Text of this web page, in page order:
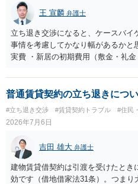
がない限り、更新拒絶が認められる
れます。 建物が未登記であること
に否定するものではなく、引渡し
有効とされています。 今後の交渉
しており定期借家への変更に合意
（誰が所有者で誰が実際に住む予
ほしいこと、③自分たちの居住継続
基本方針としたうえで、仮に一定時
退料・引越費用・原状回復費用負担
成することが重要です。 契約書では
め・定期借家に関する記載の有無、
（「今回で最後」などの文言）が、
得るかどうかも含めて検討ポイント
容を十分に確認し、不明点は弁護士
す。
王 宣麟 弁護士
立ち退き交渉になると、ケースバ
事情を考慮してかなり幅があるか
実費 ・新居の初期費用（敷金・礼
ターンが多いかと存じます。
普通賃貸契約の立ち退きにつ
#立ち退き交渉 #賃貸契約トラブル #住民
2026年7月6日
吉田 雄大 弁護士
建物賃貸借契約は引渡を受けたとき
効です（借地借家法31条）。つま